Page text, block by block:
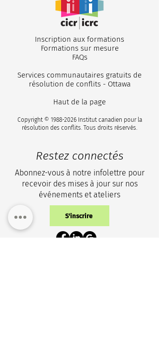
Inscription aux formations
Formations sur mesure
FAQs
Services communautaires gratuits de
résolution de conflits - Ottawa
Haut de la page
Copyright © 1988-2026Institut canadien pour la
résolution des conflits. Tous droits réservés.
Restez connectés
Abonnez-vous à notre infolettre pour
recevoir des mises à jour sur nos
événements et ateliers
S'inscrire